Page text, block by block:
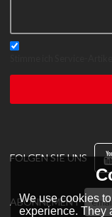
FOLGEN SIE UNS
ABONNEMENT
We use cookies
experience. They